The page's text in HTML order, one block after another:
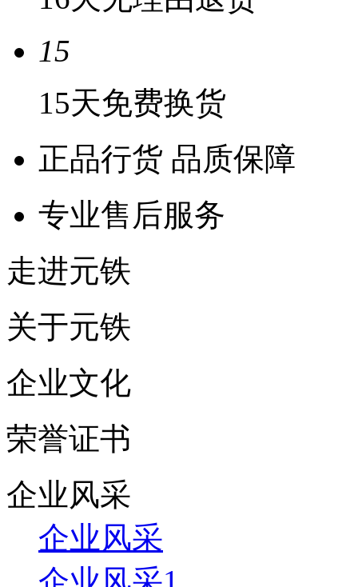
15
15天免费换货
正品行货 品质保障
专业售后服务
走进元铁
关于元铁
企业文化
荣誉证书
企业风采
企业风采